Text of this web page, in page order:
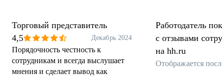
Торговый представитель
4,5
Декабрь 2024
Порядочность честность к
сотрудникам и всегда выслушает
мнения и сделает вывод как
Работодатель
с отзывами
на hh.ru
Отображается